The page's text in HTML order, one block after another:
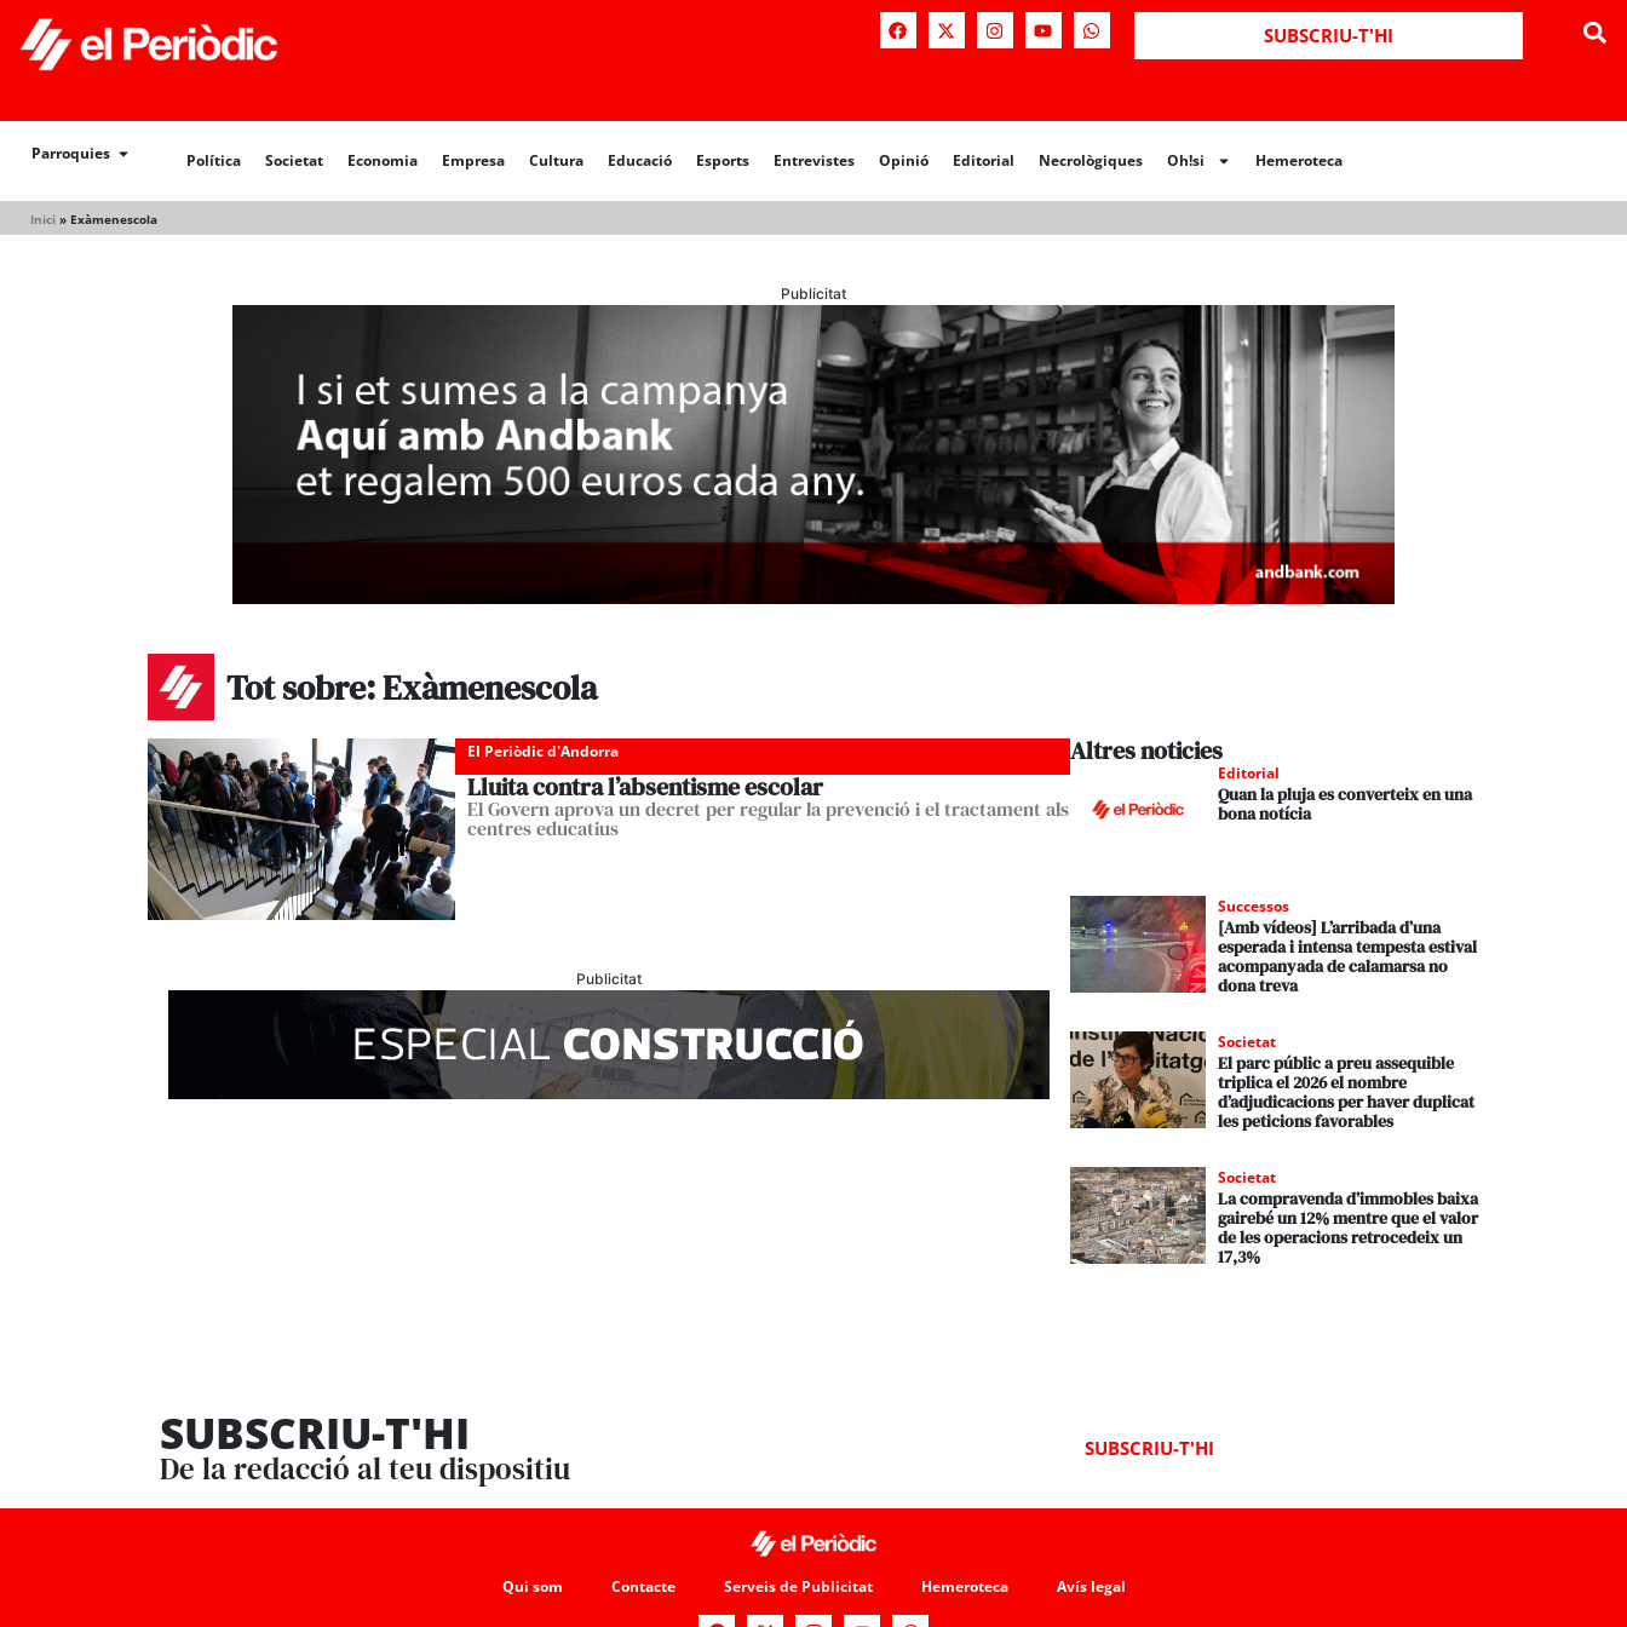
SUBSCRIU-T'HI
Parroquies Política Societat Economia Empresa Cultura Educació Esports Entrevistes Opinió Editorial Necrològiques Oh!si Hemeroteca
Inici » Exàmenescola
Política Societat Opinió Editorial Necrològiques Hemeroteca
Publicitat
Tot sobre: Exàmenescola
El Periòdic d'Andorra
Lluita contra l’absentisme escolar
El Govern aprova un decret per regular la prevenció i el tractament als
centres educatius
Publicitat
Altres noticies
Editorial
Quan la pluja es converteix en una
bona notícia
Successos
[Amb vídeos] L’arribada d’una
esperada i intensa tempesta estival
acompanyada de calamarsa no
dona treva
Societat
El parc públic a preu assequible
triplica el 2026 el nombre
d’adjudicacions per haver duplicat
les peticions favorables
Societat
La compravenda d’immobles baixa
gairebé un 12% mentre que el valor
de les operacions retrocedeix un
17,3%
SUBSCRIU-T'HI
De la redacció al teu dispositiu
SUBSCRIU-T'HI
Qui som Contacte Serveis de Publicitat Hemeroteca Avís legal